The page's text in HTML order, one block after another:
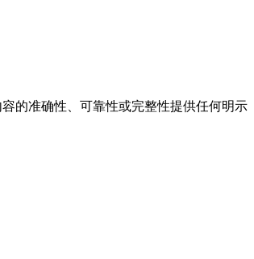
的准确性、可靠性或完整性提供任何明示